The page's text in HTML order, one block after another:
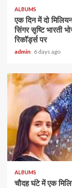
ALBUMS
एक दिन में दो
सिंगर सृष्टि भारती
रिकॉर्ड्स पर
admin 6 days ago
ALBUMS
चौदह घंटे में एक